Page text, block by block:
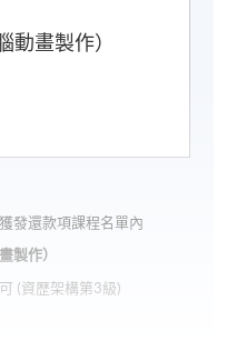
動畫製作）
發還款項課程名單內
製作）
(資歴架構第3級)